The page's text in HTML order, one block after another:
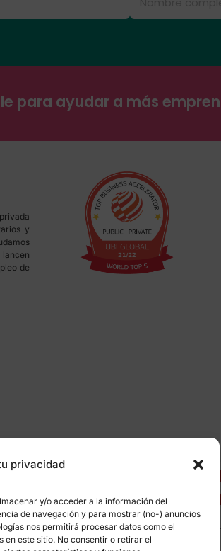
privacidad
y/o acceder a la información del
de navegación y para mostrar (no-) anuncios
nos permitirá procesar datos como el
en este sitio. No consentir o retirar el
para ayudar a más
privada
y
lancen
de
Portal de transparencia–Aviso Legal –